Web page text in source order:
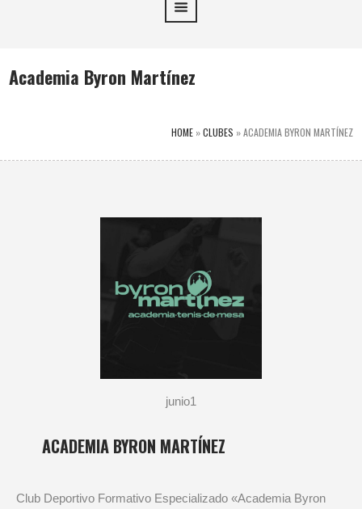
Academia Byron Martínez
HOME»CLUBES »ACADEMIA BYRON MARTÍNEZ
junio1
ACADEMIA BYRON MARTÍNEZ
Club Deportivo Formativo Especializado «Academia Byron